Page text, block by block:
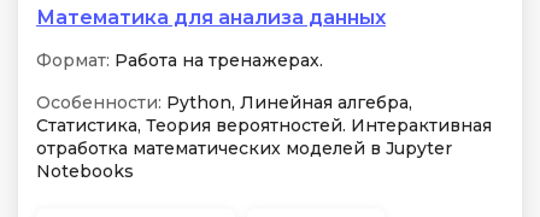
Математика для анализа данных
Формат: Работа на тренажерах.
Особенности: Python, Линейная алгебра,
Статистика, Теория вероятностей. Интерактивная
отработка математических моделей в Jupyter
Notebooks